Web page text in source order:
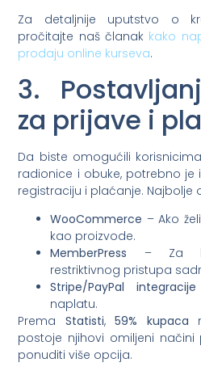
Za detaljnije uputstvo o
pročitajte naš članak kako
prodaju online kurseva.
3.
za prijave i
Da biste omogućili
radionice i obuke, potrebno
registraciju i plaćanje. Najbolje
WooCommerce – Ako
kao proizvode.
MemberPress – Za
restriktivnog pristupa
Stripe/PayPal integracije
naplatu.
Prema Statisti,59% kupaca
postoje njihovi omiljeni
ponuditi više opcija.